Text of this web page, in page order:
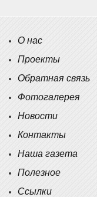
О нас
Проекты
Обратная связь
Фотогалерея
Новости
Контакты
Наша газета
Полезное
Ссылки